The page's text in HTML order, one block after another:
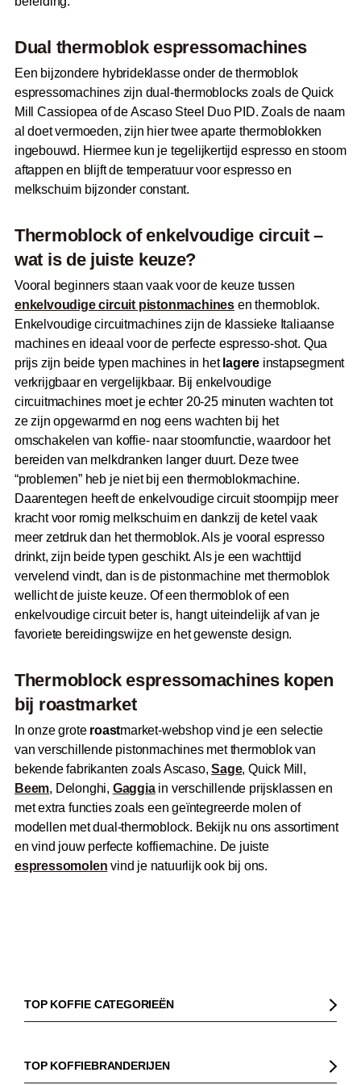
Dual thermoblok espressomachines
Een bijzondere hybrideklasse onder de thermoblok
espressomachines zijn dual-thermoblocks zoals de Quick
Mill Cassiopea of de Ascaso Steel Duo PID. Zoals de naam
al doet vermoeden, zijn hier twee aparte thermoblokken
ingebouwd. Hiermee kun je tegelijkertijd espresso en stoom
aftappen en blijft de temperatuur voor espresso en
melkschuim bijzonder constant.
Thermoblock of enkelvoudige circuit –
wat is de juiste keuze?
Vooral beginners staan vaak voor de keuze tussen
enkelvoudige circuit pistonmachines en thermoblok.
Enkelvoudige circuitmachines zijn de klassieke Italiaanse
machines en ideaal voor de perfecte espresso-shot. Qua
prijs zijn beide typen machines in het lagere instapsegment
verkrijgbaar en vergelijkbaar. Bij enkelvoudige
circuitmachines moet je echter 20-25 minuten wachten tot
ze zijn opgewarmd en nog eens wachten bij het
omschakelen van koffie- naar stoomfunctie, waardoor het
bereiden van melkdranken langer duurt. Deze twee
“problemen” heb je niet bij een thermoblokmachine.
Daarentegen heeft de enkelvoudige circuit stoompijp meer
kracht voor romig melkschuim en dankzij de ketel vaak
meer zetdruk dan het thermoblok. Als je vooral espresso
drinkt, zijn beide typen geschikt. Als je een wachttijd
vervelend vindt, dan is de pistonmachine met thermoblok
wellicht de juiste keuze. Of een thermoblok of een
enkelvoudige circuit beter is, hangt uiteindelijk af van je
favoriete bereidingswijze en het gewenste design.
Thermoblock espressomachines kopen
bij roastmarket
In onze grote roastmarket-webshop vind je een selectie
van verschillende pistonmachines met thermoblok van
bekende fabrikanten zoals Ascaso,Sage, Quick Mill,
Beem, Delonghi, Gaggiain verschillende prijsklassen en
met extra functies zoals een geïntegreerde molen of
modellen met dual-thermoblock. Bekijk nu ons assortiment
en vind jouw perfecte koffiemachine. De juiste
espressomolen vind je natuurlijk ook bij ons.
TOP KOFFIE CATEGORIEËN
Koffiebonen
TOP KOFFIEBRANDERIJEN